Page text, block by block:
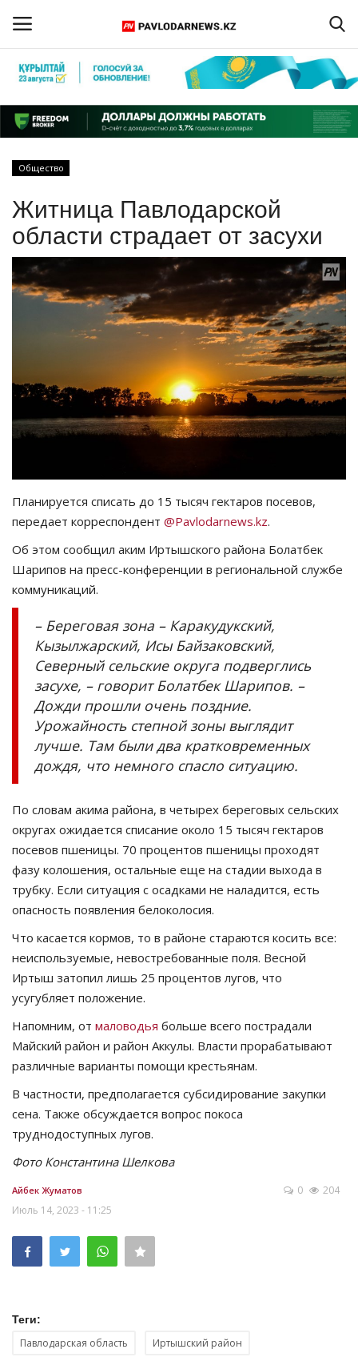
Регистрация
Главная
ПАВЛОДАРСКАЯ ОБЛАСТЬ
КАЗАХСТАН
СПОРТ
Чек-лист
OFFICIAL
Курултай
Язык
Қазақша Русский
Общество
Житница Павлодарской
области страдает от засухи
Планируется списать до 15 тысяч гектаров посевов,
передает корреспондент @Pavlodarnews.kz.
Об этом сообщил аким Иртышского района Болатбек
Шарипов на пресс-конференции в региональной службе
коммуникаций.
– Береговая зона – Каракудукский,
Кызылжарский, Исы Байзаковский,
Северный сельские округа подверглись
засухе, – говорит Болатбек Шарипов. –
Дожди прошли очень поздние.
Урожайность степной зоны выглядит
лучше. Там были два кратковременных
дождя, что немного спасло ситуацию.
По словам акима района, в четырех береговых сельских
округах ожидается списание около 15 тысяч гектаров
посевов пшеницы. 70 процентов пшеницы проходят
фазу колошения, остальные еще на стадии выхода в
трубку. Если ситуация с осадками не наладится, есть
опасность появления белоколосия.
Что касается кормов, то в районе стараются косить все:
неиспользуемые, невостребованные поля. Весной
Иртыш затопил лишь 25 процентов лугов, что
усугубляет положение.
Напомним, от маловодья больше всего пострадали
Майский район и район Аккулы. Власти прорабатывают
различные варианты помощи крестьянам.
В частности, предполагается субсидирование закупки
сена. Также обсуждается вопрос покоса
труднодоступных лугов.
Фото Константина Шелкова
Айбек Жуматов
Июль 14, 2023 - 11:25
0 204
Теги:
Павлодарская область Иртышский район